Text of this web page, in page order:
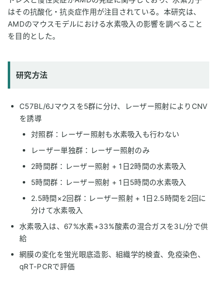
はその抗酸化・抗炎症作用が注目されている。本研究は、
AMDのマウスモデルにおける水素吸入の影響を調べること
を目的とした。
研究方法
C57BL/6Jマウスを5群に分け、レーザー照射によりCNV
を誘導
対照群：レーザー照射も水素吸入も行わない
レーザー単独群：レーザー照射のみ
2時間群：レーザー照射 + 1日2時間の水素吸入
5時間群：レーザー照射 + 1日5時間の水素吸入
2.5時間×2回群：レーザー照射 + 1日2.5時間を2回に
分けて水素吸入
水素吸入は、67%水素+33%酸素の混合ガスを3L/分で供
給
網膜の変化を蛍光眼底造影、組織学的検査、免疫染色、
qRT-PCRで評価